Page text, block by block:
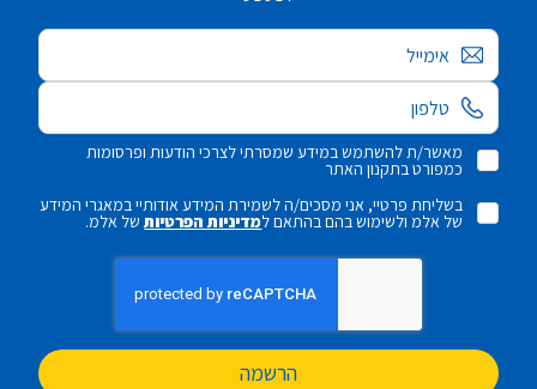
אימייל
מאשר/ת להשתמש במידע שמסרתי לצרכי הודעות ופרסומות
כמפורט בתקנון האתר
בשליחת פרטיי, אני מסכים/ה לשמירת המידע אודותיי במאגרי המידע
של אלמ ולשימוש בהם בהתאם למדיניות הפרטיותשל אלמ.
הרשמה